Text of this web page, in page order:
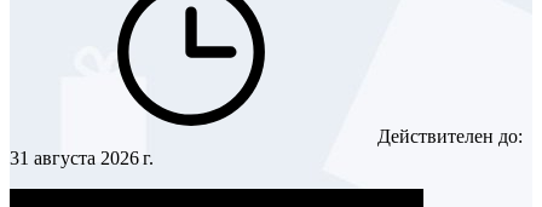
Действителен до:
31 августа 2026 г.